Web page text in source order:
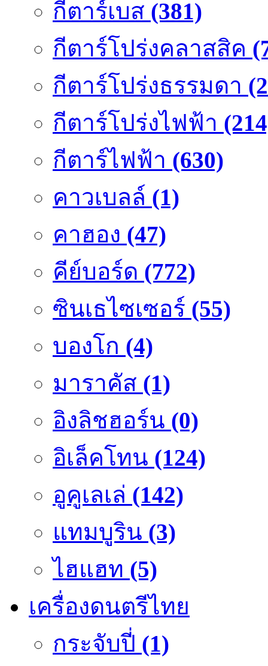
กีตาร์เบส (381)
กีตาร์โปร่งคลาสสิค
กีตาร์โปร่งธรรมดา
กีตาร์โปร่งไฟฟ้า
กีตาร์ไฟฟ้า (630)
คาวเบลล์ (1)
คาฮอง (47)
คีย์บอร์ด (772)
ซินเธไซเซอร์ (55)
บองโก (4)
มาราคัส (1)
อิงลิชฮอร์น (0)
อิเล็คโทน (124)
อูคูเลเล่ (142)
แทมบูริน (3)
ไฮแฮท (5)
เครื่องดนตรีไทย
กระจับปี่ (1)